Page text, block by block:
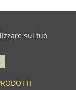
sul tuo